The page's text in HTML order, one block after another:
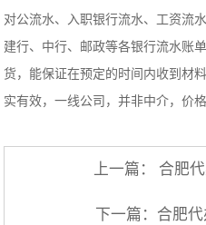
对公流水、入职银行流水、工资流
建行、中行、邮政等各银行流水账
货，能保证在预定的时间内收到材
实有效，一线公司，并非中介，价格
上一篇： 合肥
下一篇： 合肥